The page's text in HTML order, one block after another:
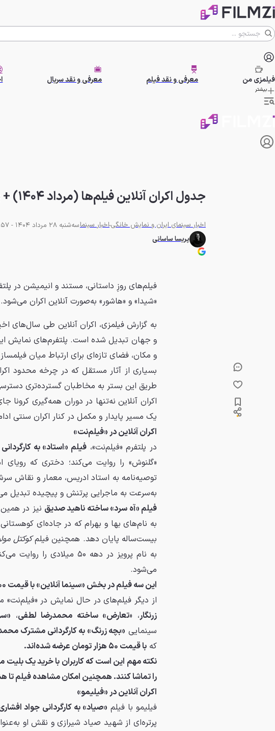
فیلمزیمن معرفی و نقد فیلم معرفی و نقد سریال
بیشتر
جدول اکران آنلاین فیلم‌‌ها (مرداد ۱۴۰۴) + پیشنهاد تماشای آخر هفته
اخبار سینمای ایران و نمایش خانگیاخبار سینماسه‌شنبه 28 مرداد 1404 - 17:57
پریسا ساسانی
فیلم‌های روزِ داستانی، مستند و انیمیشن در
«شیدا» و «هاشور» به‌صورت آنلاین اکران می‌‌شود.
به گزارش فیلمزی، اکران آنلاین طی سال‌های
و جهان تبدیل شده است. پلتفرم‌های نمایش
و مکان، فضای تازه‌ای برای ارتباط میان
بسیاری از آثار مستقل که در چرخه محدود
طریق این بستر به مخاطبان گسترده‌تری
اکران آنلاین نه‌تنها در دوران همه‌گیری کرونا
یک مسیر پایدار و مکمل در کنار اکران سنتی
اکران آنلاین در «فیلم‌نت»
در پلتفرم «فیلم‌نت»،فیلم «استاد» به
«گلنوش» را روایت می‌کند؛ دختری که
توصیه‌نامه به استاد ادریس، معمار و نقاش
به‌سرعت به ماجرایی پرتنش و پیچیده تبدیل
فیلم «آه سرد» ساخته ناهید صدیق نیز در
به نام‌های بها و بهرام که در جاده‌ای
بیست‌ساله پایان دهد. همچنین فیلمکوکتل
به نام پرویز در دهه ۵۰
می‌شود.
این سه فیلم در بخش «سینما آنلاین» با قیمت ۱۰۰ هزار تومان در دسترس کاربران قرار گرفته‌اند.
از دیگر فیلم‌های در حال نمایش در «فیلم‌نت»
زرنگار، «تعارض» ساخته محمدرضا لطفی،
سینمایی «بچه زرنگ» به کارگردانی مشترک
کهبا قیمت ۵۰ هزار تومان عرضه شده‌اند.
نکته مهم این است که کاربران با خرید یک
را تماشا کنند. همچنین امکان مشاهده فیلم
اکران آنلاین در «فیلیمو»
فیلیمو با فیلم «صیاد» به کارگردانی جواد
پرتره‌ای از شهید صیاد شیرازی و نقش او